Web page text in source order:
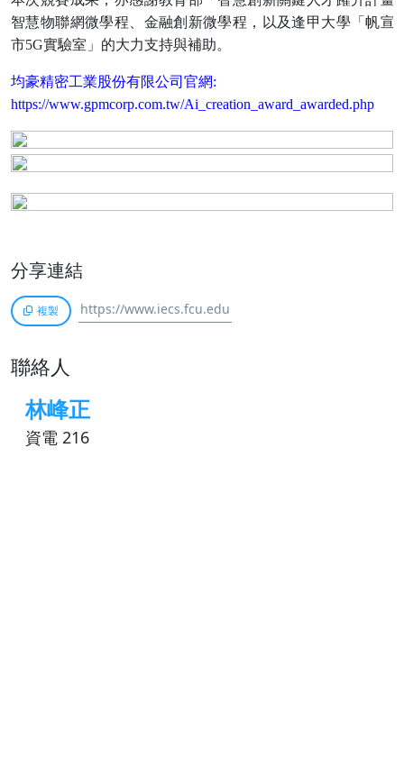
智慧物聯網微學程、金融創新微學程，以及逢甲大學「帆宣
市5G實驗室」的大力支持與補助。
均豪精密工業股份有限公司官網:
https://www.gpmcorp.com.tw/Ai_creation_award_awarded.php
分享連結
複製
聯絡人
林峰正
資電 216